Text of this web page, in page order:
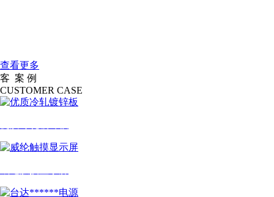
查看更多
客 案 例
CUSTOMER CASE